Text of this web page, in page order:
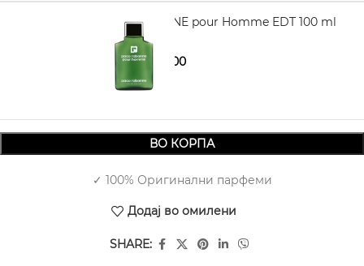
PACO RABANNE pour Homme EDT 100 ml
3.130,002.380,00
ВО КОРПА
✓ 100% Оригинални парфеми
Додај во омилени
SHARE: